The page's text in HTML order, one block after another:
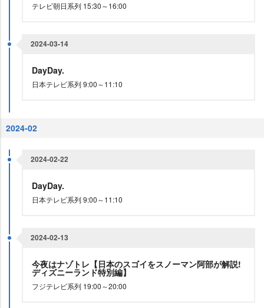
テレビ朝日系列 15:30～16:00
2024-03-14
DayDay.
日本テレビ系列 9:00～11:10
2024-02
2024-02-22
DayDay.
日本テレビ系列 9:00～11:10
2024-02-13
今夜はナゾトレ【日本のスゴイをスノーマン阿部が解説!
ディズニーランド特別編】
フジテレビ系列 19:00～20:00